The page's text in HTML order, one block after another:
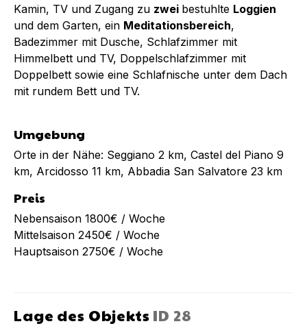
Kamin, TV und Zugang zu zwei bestuhlte Loggien
und dem Garten, ein Meditationsbereich,
Badezimmer mit Dusche, Schlafzimmer mit
Himmelbett und TV, Doppelschlafzimmer mit
Doppelbett sowie eine Schlafnische unter dem Dach
mit rundem Bett und TV.
Umgebung
Orte in der Nähe: Seggiano 2 km, Castel del Piano 9
km, Arcidosso 11 km, Abbadia San Salvatore 23 km
Preis
Nebensaison 1800€ / Woche
Mittelsaison 2450€ / Woche
Hauptsaison 2750€ / Woche
Lage des Objekts ID 28